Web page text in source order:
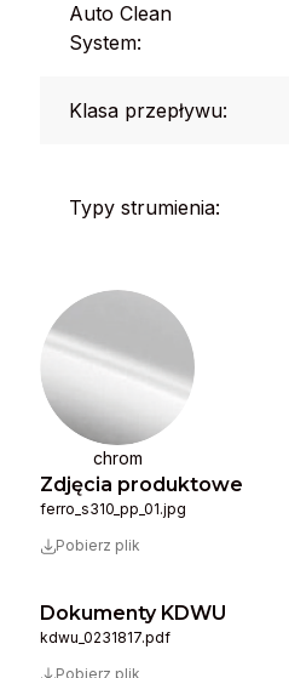
Auto Clean
System:
Klasa przepływu:
Typy strumienia:
chrom
Zdjęcia produktowe
ferro_s310_pp_01.jpg
Pobierz plik
Dokumenty KDWU
kdwu_0231817.pdf
Pobierz plik